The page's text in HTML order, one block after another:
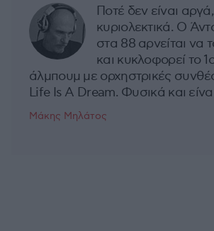
Ποτέ δεν είναι αργά,
κυριολεκτικά. Ο
στα 88 αρνείται να
και κυκλοφορεί το
άλμπουμ με ορχηστρικές
Life Is A Dream. Φυσικά και
Μάκης Μηλάτος